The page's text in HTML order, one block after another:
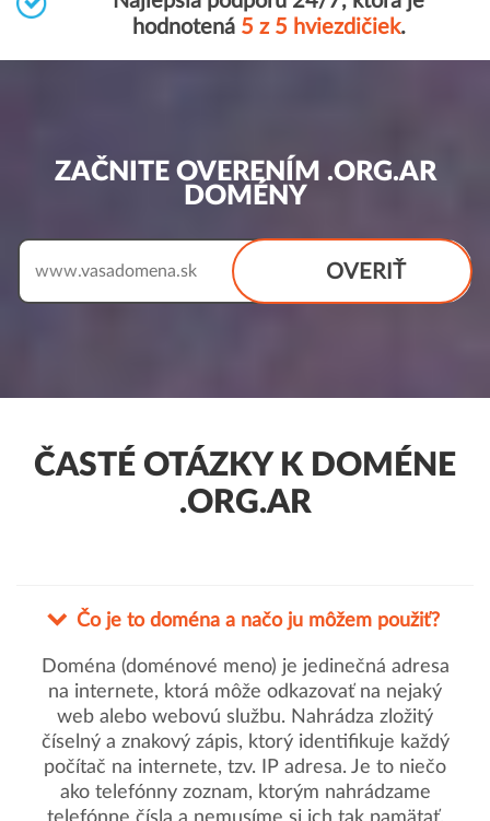
hodnotená 5 z 5 hviezdičiek.
ZAČNITE OVERENÍM .ORG.AR
DOMÉNY
OVERIŤ
www.
ČASTÉ OTÁZKY K DOMÉNE
.ORG.AR
Čo je to doména a načo ju môžem použiť?
Doména (doménové meno) je jedinečná adresa
na internete, ktorá môže odkazovať na nejaký
web alebo webovú službu. Nahrádza zložitý
číselný a znakový zápis, ktorý identifikuje každý
počítač na internete, tzv. IP adresa. Je to niečo
ako telefónny zoznam, ktorým nahrádzame